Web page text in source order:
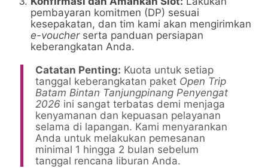
pembayaran komitmen (DP) sesuai
kesepakatan, dan tim kami akan mengirimkan
e-voucherserta panduan persiapan
keberangkatan Anda.
Catatan Penting: Kuota untuk setiap
tanggal keberangkatan paket Open Trip
Batam Bintan Tanjungpinang Penyengat
2026 ini sangat terbatas demi menjaga
kenyamanan dan kepuasan pelayanan
selama di lapangan. Kami menyarankan
Anda untuk melakukan pemesanan
minimal 1 hingga 2 bulan sebelum
tanggal rencana liburan Anda.